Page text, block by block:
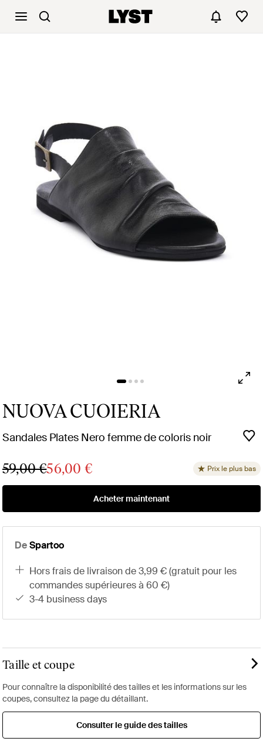
NUOVA CUOIERIA
Sandales Plates Nero femme de coloris noir
59,00 €56,00 € Prix le plus bas
Acheter maintenant
DeSpartoo
hors frais de livraison de 3,99 € (gratuit pour les
commandes supérieures à 60 €)
3-4 business days
Taille et coupe
Pour connaître la disponibilité des tailles et les informations sur les
coupes, consultez la page du détaillant.
Consulter le guide des tailles